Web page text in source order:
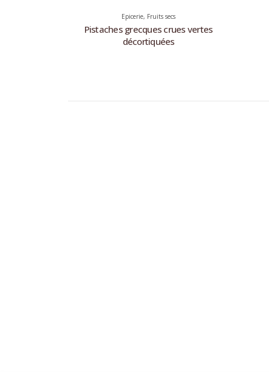
Epicerie, Fruits secs
Pistaches grecques crues vertes
décortiquées